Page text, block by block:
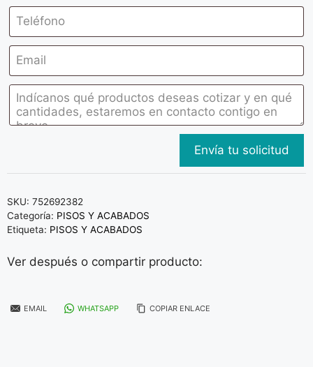
SKU: 752692382
Categoría: PISOS Y ACABADOS
Etiqueta: PISOS Y ACABADOS
Ver después o compartir producto:
EMAIL WHATSAPP COPIAR ENLACE